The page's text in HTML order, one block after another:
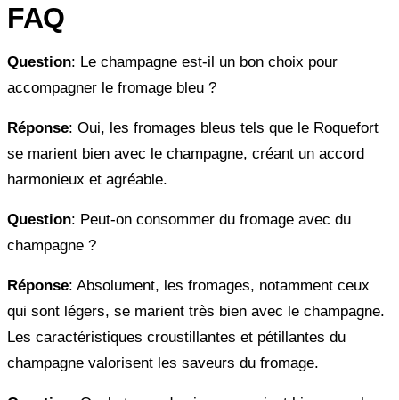
FAQ
Question: Le champagne est-il un bon choix pour
accompagner le fromage bleu ?
Réponse: Oui, les fromages bleus tels que le Roquefort
se marient bien avec le champagne, créant un accord
harmonieux et agréable.
Question: Peut-on consommer du fromage avec du
champagne ?
Réponse: Absolument, les fromages, notamment ceux
qui sont légers, se marient très bien avec le champagne.
Les caractéristiques croustillantes et pétillantes du
champagne valorisent les saveurs du fromage.